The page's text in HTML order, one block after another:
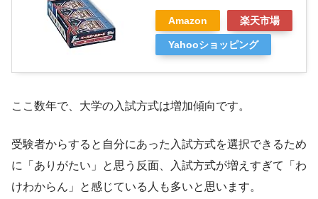
Amazon 楽天市場
Yahooショッピング
ここ数年で、大学の入試方式は増加傾向です。
受験者からすると自分にあった入試方式を選択できるため
に「ありがたい」と思う反面、入試方式が増えすぎて「わ
けわからん」と感じている人も多いと思います。